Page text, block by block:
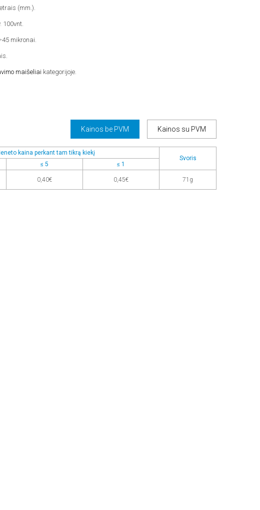
(mm.).
100vnt.
mikronai.
maišeliai kategorijoje.
Kainos be PVM Kainos su PVM
kaina perkant tam tikrą kiekį
Svoris
≤ 5
≤ 1
0,40€ 0,45€ 71g